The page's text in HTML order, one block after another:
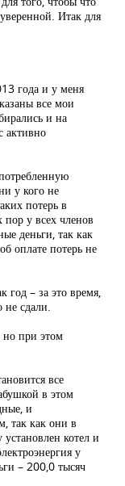
Итак для
года и у меня
все мои
и на
активно
у кого не
потерь в
у всех членов
деньги, так как
оплате потерь не
год – за это время,
не сдали.
но при этом
все
в этом
и
так как они в
котел и
у
– 200,0 тысяч